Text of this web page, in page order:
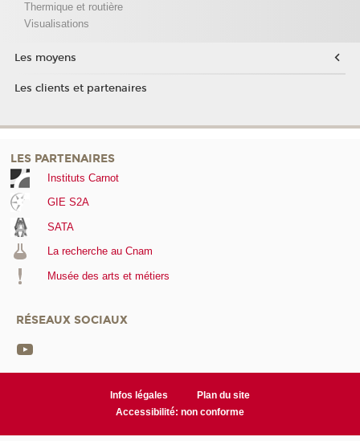
Thermique et routière
Visualisations
Les moyens
Les clients et partenaires
LES PARTENAIRES
Instituts Carnot
GIE S2A
SATA
La recherche au Cnam
Musée des arts et métiers
RÉSEAUX SOCIAUX
Infos légales
Plan du site
Accessibilité: non conforme